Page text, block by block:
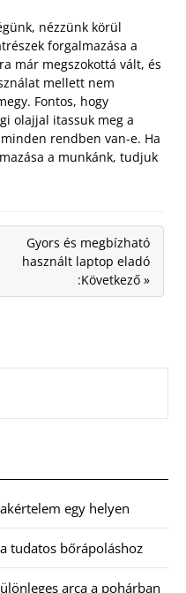
nézzünk körül
forgalmazása a
már megszokottá vált, és
mellett nem
Fontos, hogy
olajjal itassuk meg a
rendben van-e. Ha
a munkánk, tudjuk
Gyors és megbízható
használt laptop eladó
:Következő »
egy helyen
tudatos bőrápoláshoz
arca a pohárban